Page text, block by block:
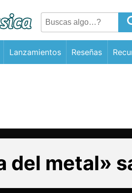
Lanzamientos Reseñas
del metal»